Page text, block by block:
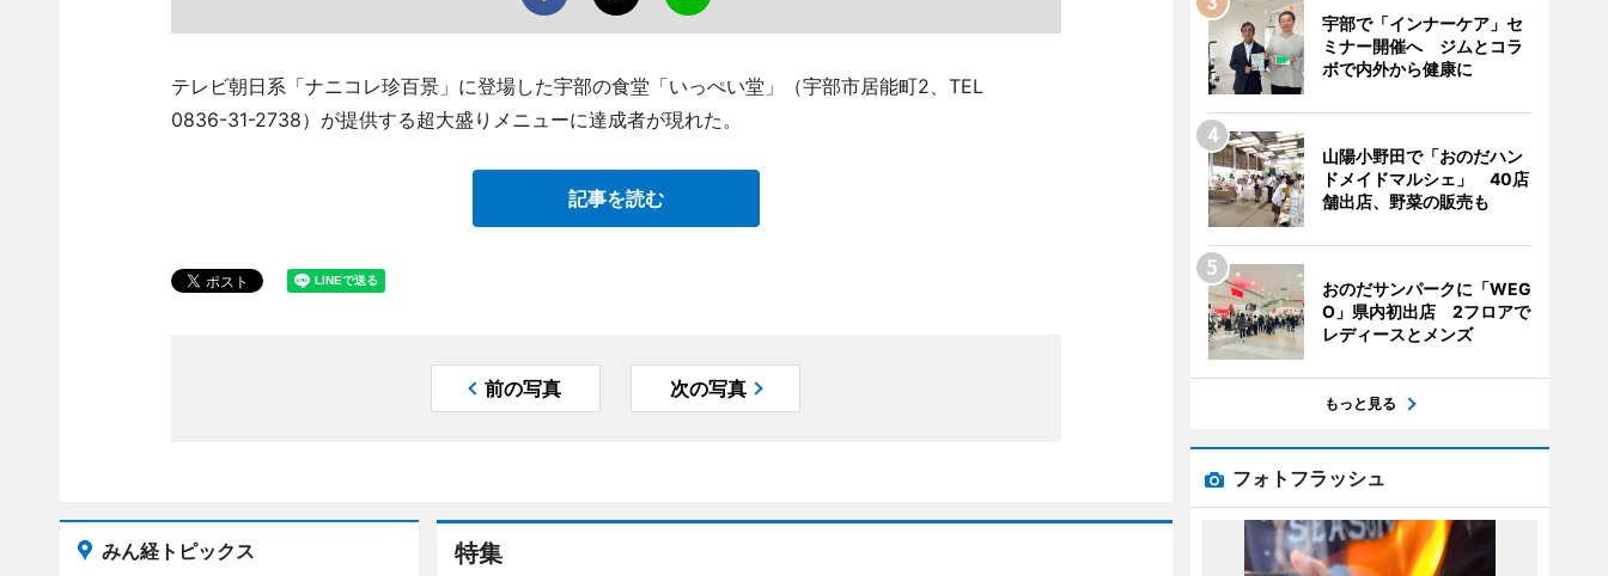
テレビ朝日系「ナニコレ珍百景」に登場した宇部の食堂「いっぺい堂」（宇部市居能町2、TEL
0836-31-2738）が提供する超大盛りメニューに達成者が現れた。
記事を読む
前の写真 次の写真
特集
みん経トピックス
宇部で「インナーケア」セ
ミナー開催へ ジムとコラ
ボで内外から健康に
山陽小野田で「おのだハン
ドメイドマルシェ」 40店
舗出店、野菜の販売も
おのだサンパークに「WEG
O」県内初出店 2フロアで
レディースとメンズ
もっと見る
フォトフラッシュ